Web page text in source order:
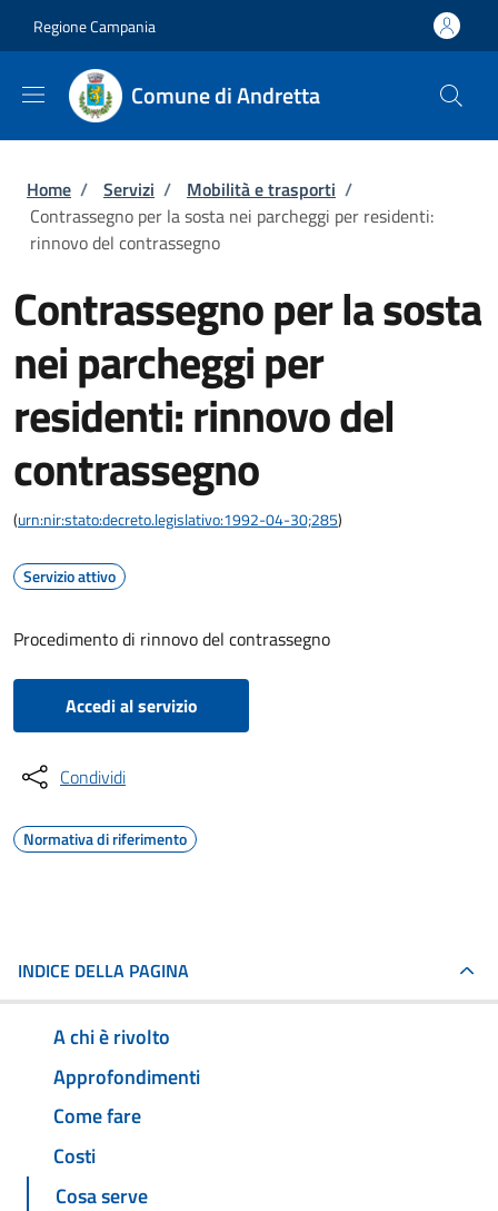
Regione Campania
Comune di Andretta
Briciole di pane
Home / Servizi / Mobilità e trasporti /
Contrassegno per la sosta nei parcheggi per residenti:
rinnovo del contrassegno
Contrassegno per la sosta
nei parcheggi per
residenti: rinnovo del
contrassegno
(urn:nir:stato:decreto.legislativo:1992-04-30;285)
Servizio attivo
Procedimento di rinnovo del contrassegno
Accedi al servizio
Condividi
Normativa di riferimento
INDICE DELLA PAGINA
A chi è rivolto
Approfondimenti
Come fare
Costi
Cosa serve